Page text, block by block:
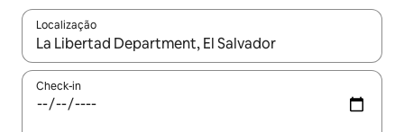
Localização
Quando os resultados estiverem disponíveis, explore-os
Check-in